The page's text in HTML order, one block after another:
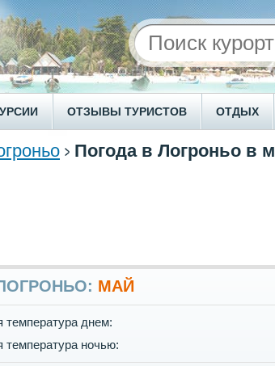
ОТЗЫВЫ ТУРИСТОВ ОТДЫХ
Погода в Логроньо в
МАЙ
температура днем:
температура ночью: